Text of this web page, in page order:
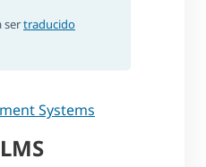
sertraducido
Systems